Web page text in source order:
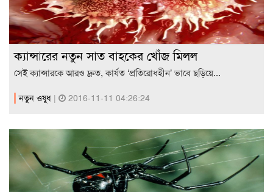
ক্যান্সারের নতুন সাত বাহকের খোঁজ মিলল
সেই ক্যান্সারকে আরও দ্রুত, কার্যত ‘প্রতিরোধহীন’ ভাবে ছড়িয়ে...
নতুন ওষুধ | 2016-11-11 04:26:24